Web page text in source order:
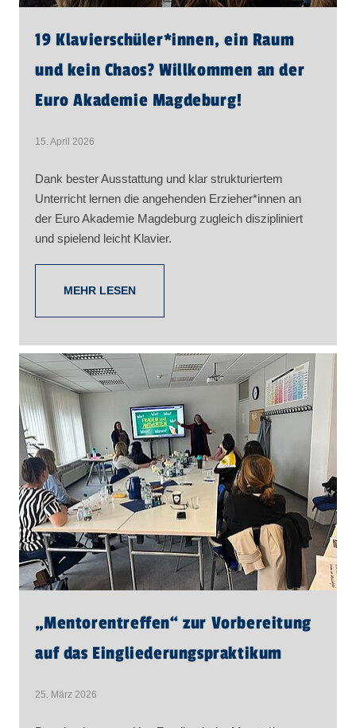
19 Klavierschüler​*innen, ein Raum
und kein Chaos? Willkommen an der
Euro Akademie Magdeburg!
15. April 2026
Dank bester Ausstattung und klar strukturiertem
Unterricht lernen die angehenden Erzieher*innen an
der Euro Akademie Magdeburg zugleich diszipliniert
und spielend leicht Klavier.
MEHR LESEN
„Mentorentreffen“ zur Vorbereitung
auf das Eingliederungspraktikum
25. März 2026